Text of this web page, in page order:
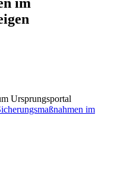
Ursprungsportal
im